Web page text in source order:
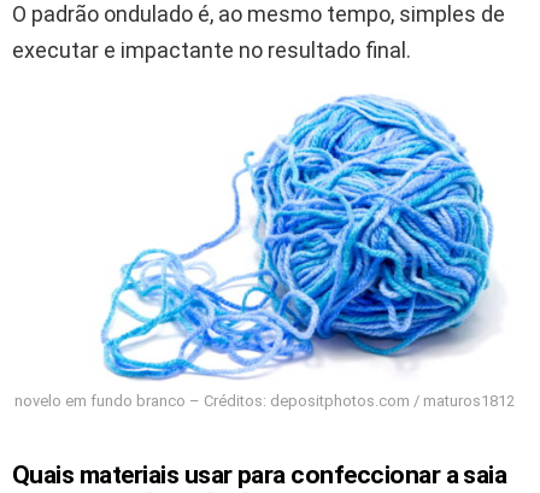
O padrão ondulado é, ao mesmo tempo, simples de
executar e impactante no resultado final.
novelo em fundo branco – Créditos: depositphotos.com / maturos1812
Quais materiais usar para confeccionar a saia